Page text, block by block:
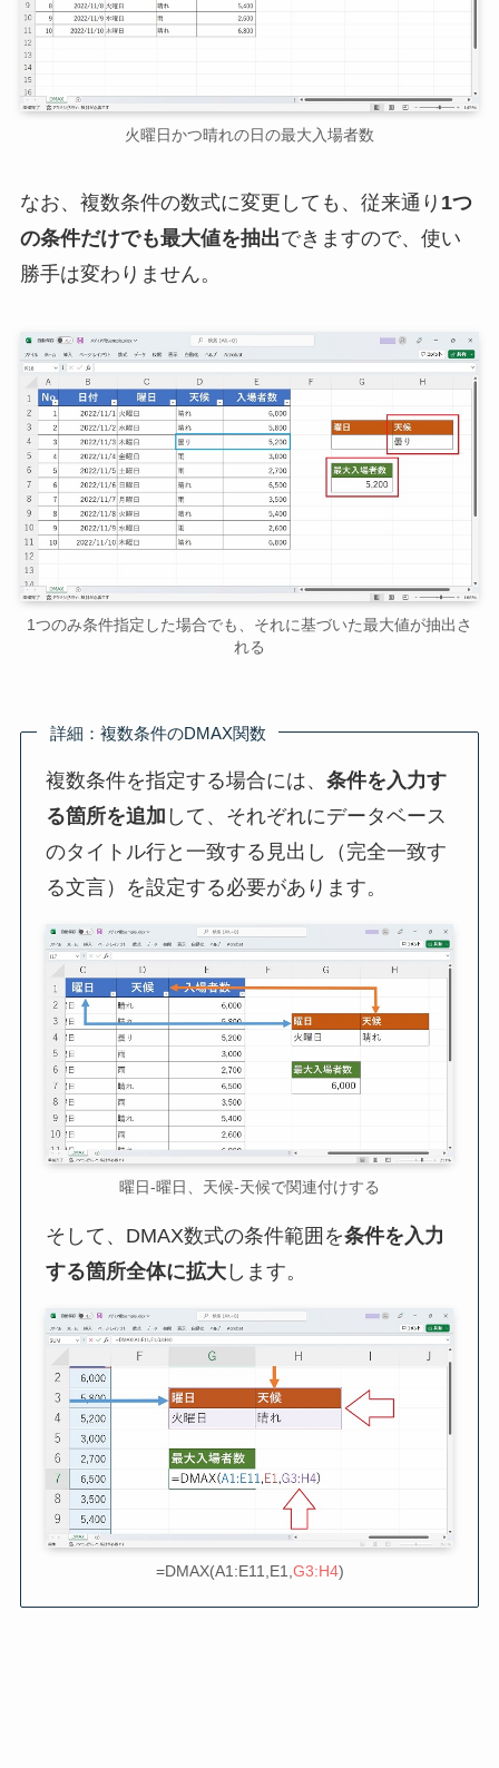
火曜日かつ晴れの日の最大入場者数
なお、複数条件の数式に変更しても、従来通り 1つ
の条件だけでも最大値を抽出できますので、使い
勝手は変わりません。
1つのみ条件指定した場合でも、それに基づいた最大値が抽出さ
れる
詳細：複数条件のDMAX関数
複数条件を指定する場合には、条件を入力す
る箇所を追加 して、それぞれにデータベース
のタイトル行と一致する見出し（完全一致す
る文言）を設定する必要があります。
曜日-曜日、天候-天候で関連付けする
そして、DMAX数式の条件範囲を条件を入力
する箇所全体に拡大 します。
=DMAX(A1:E11,E1, G3:H4)